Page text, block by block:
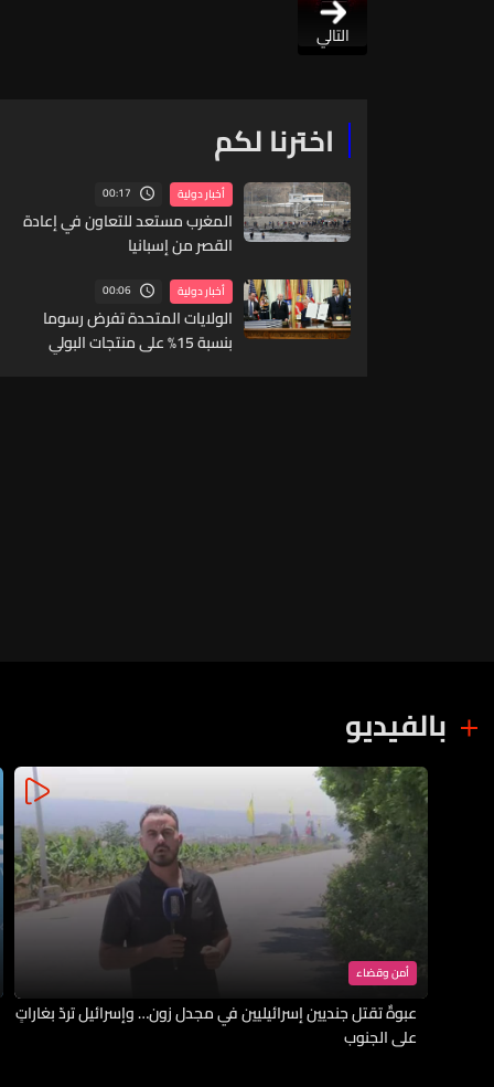
التالي
اخترنا لكم
أخبار دولية 00:17
المغرب مستعد للتعاون في إعادة
القصر من إسبانيا
أخبار دولية 00:06
الولايات المتحدة تفرض رسوما
بنسبة 15% على منتجات البولي
بالفيديو
أمن وقضاء
عبوةٌ تقتل جنديين إسرائيليين في مجدل زون… وإسرائيل تردّ بغاراتٍ
على الجنوب